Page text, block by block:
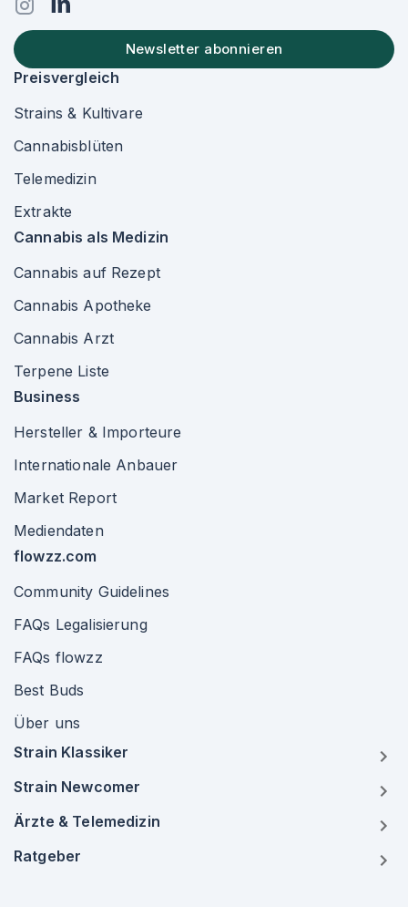
Newsletter abonnieren
Preisvergleich
Strains & Kultivare
Cannabisblüten
Telemedizin
Extrakte
Cannabis als Medizin
Cannabis auf Rezept
Cannabis Apotheke
Cannabis Arzt
Terpene Liste
Business
Hersteller & Importeure
Internationale Anbauer
Market Report
Mediendaten
flowzz.com
Community Guidelines
FAQs Legalisierung
FAQs flowzz
Best Buds
Über uns
Strain Klassiker
Strain Newcomer
Ärzte & Telemedizin
Ratgeber